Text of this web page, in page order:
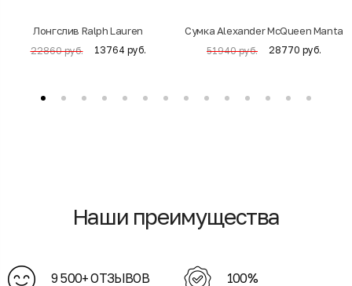
Лонгслив Ralph Lauren
22860 руб. 13764 руб.
Cумка Alexander McQueen Manta
51940 руб. 28770 руб.
Наши преимущества
9 500+ ОТЗЫВОВ
100%